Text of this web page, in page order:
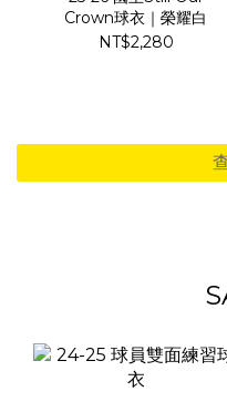
Crown球衣｜榮耀白
NT$2,280